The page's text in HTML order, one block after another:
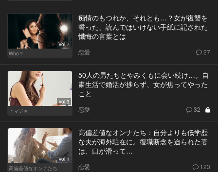
Vol.7
Who？
痴情のもつれか、それとも…？女が復讐を
誓った、読んではいけない手紙に記された
懺悔の言葉とは
恋愛 27
Vol.3
ヒマジョ
50人の男たちとやみくもに会い続け…。自
粛生活で婚活が捗らず、女が焦ってやった
こと
恋愛 32
Vol.1
高偏差値なオンナたち
高偏差値なオンナたち：自分よりも低学歴
な夫が海外駐在に。復職断念を迫られた妻
は、口が滑って…
恋愛 123